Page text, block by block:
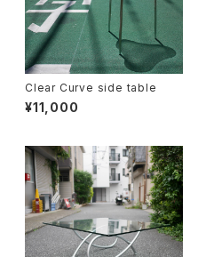
Clear Curve side table
¥11,000